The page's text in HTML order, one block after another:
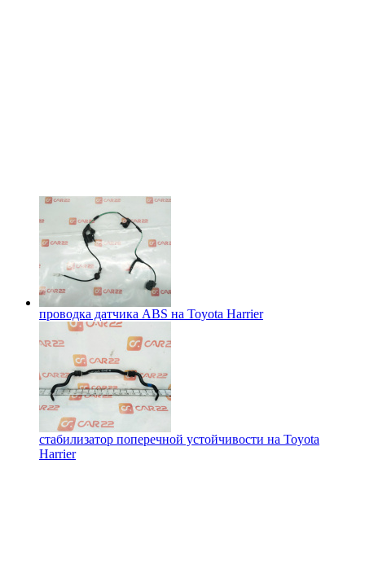
проводка датчика ABS на Toyota Harrier
стабилизатор поперечной устойчивости на Toyota
Harrier